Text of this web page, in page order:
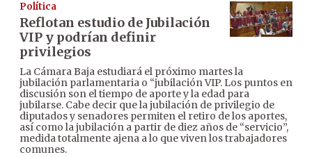
Política
Reflotan estudio de Jubilación
VIP y podrían definir
privilegios
La Cámara Baja estudiará el próximo martes la
jubilación parlamentaria o “jubilación VIP. Los puntos en
discusión son el tiempo de aporte y la edad para
jubilarse. Cabe decir que la jubilación de privilegio de
diputados y senadores permiten el retiro de los aportes,
así como la jubilación a partir de diez años de “servicio”,
medida totalmente ajena a lo que viven los trabajadores
comunes.